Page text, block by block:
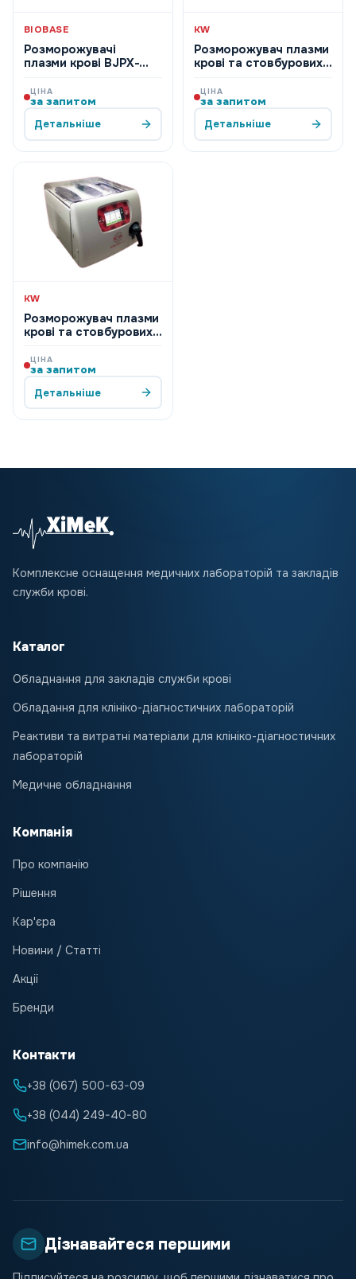
BIOBASE
Розморожувачі
плазми крові BJPX-
PT24
ЦІНА
за запитом
Детальніше
KW
Розморожувач плазми
крові та стовбурових
(Італія)
ЦІНА
за запитом
Детальніше
KW
Розморожувач плазми
крові та стовбурових
ЦІНА
за запитом
Детальніше
Комплексне оснащення медичних лабораторій та закладів
служби крові.
Каталог
Обладнання для закладів служби крові
Обладання для клініко-діагностичних лабораторій
Реактиви та витратні матеріали для клініко-діагностичних
лабораторій
Медичне обладнання
Компанія
Про компанію
Рішення
Кар'єра
Новини / Статті
Акції
Бренди
Контакти
+38 (067) 500-63-09
+38 (044) 249-40-80
info@himek.com.ua
Дізнавайтеся першими